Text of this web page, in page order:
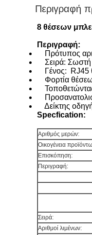
Περιγραφή
8 θέσεων
Περιγραφή:
Πρότυπος
Σειρά: Σωστή
Γένος: RJ45
Φορτία
Δείκτης
Specfication:
Αριθμός μερών:
Οικογένεια
Επισκόπηση:
Περιγραφή:
Σειρά:
Αριθμοί λιμένων: